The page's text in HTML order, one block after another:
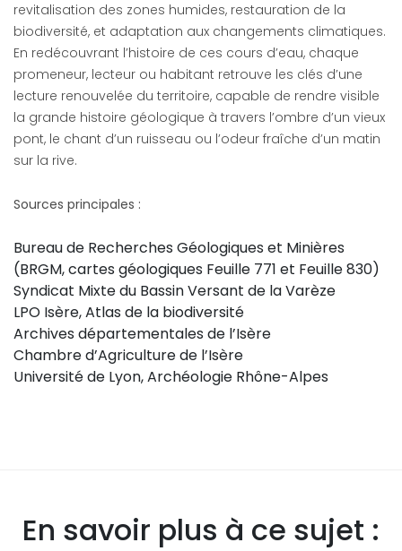
revitalisation des zones humides, restauration de la
biodiversité, et adaptation aux changements climatiques.
En redécouvrant l’histoire de ces cours d’eau, chaque
promeneur, lecteur ou habitant retrouve les clés d’une
lecture renouvelée du territoire, capable de rendre visible
la grande histoire géologique à travers l’ombre d’un vieux
pont, le chant d’un ruisseau ou l’odeur fraîche d’un matin
sur la rive.
Sources principales :
Bureau de Recherches Géologiques et Minières
(BRGM, cartes géologiques Feuille 771 et Feuille 830)
Syndicat Mixte du Bassin Versant de la Varèze
LPO Isère, Atlas de la biodiversité
Archives départementales de l’Isère
Chambre d’Agriculture de l’Isère
Université de Lyon, Archéologie Rhône-Alpes
En savoir plus à ce sujet :